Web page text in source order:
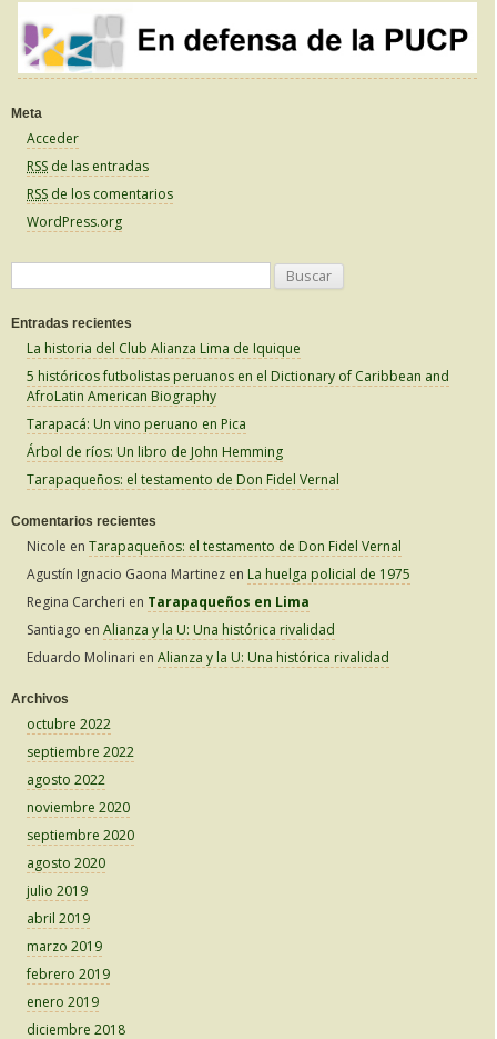
Meta
Acceder
RSS de las entradas
RSS de los comentarios
WordPress.org
s
Entradas recientes
La historia del Club Alianza Lima de Iquique
5 históricos futbolistas peruanos en el Dictionary of Caribbean and
AfroLatin American Biography
Tarapacá: Un vino peruano en Pica
Árbol de ríos: Un libro de John Hemming
Tarapaqueños: el testamento de Don Fidel Vernal
Comentarios recientes
Nicole en Tarapaqueños: el testamento de Don Fidel Vernal
Agustín Ignacio Gaona Martinez en La huelga policial de 1975
Regina Carcheri en Tarapaqueños en Lima
Santiago en Alianza y la U: Una histórica rivalidad
Eduardo Molinari en Alianza y la U: Una histórica rivalidad
Archivos
octubre 2022
septiembre 2022
agosto 2022
noviembre 2020
septiembre 2020
agosto 2020
julio 2019
abril 2019
marzo 2019
febrero 2019
enero 2019
diciembre 2018